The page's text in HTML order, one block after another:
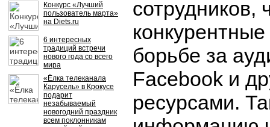
Конкурс «Лучший
пользователь марта»
на Diets.ru
6 интересных
традиций встречи
нового года со всего
мира
«Ёлка телеканала
Карусель» в Крокусе
подарит
незабываемый
новогодний праздник
всем поклонникам
сотрудников,
борьбе за
Facebook и
ресурсами.